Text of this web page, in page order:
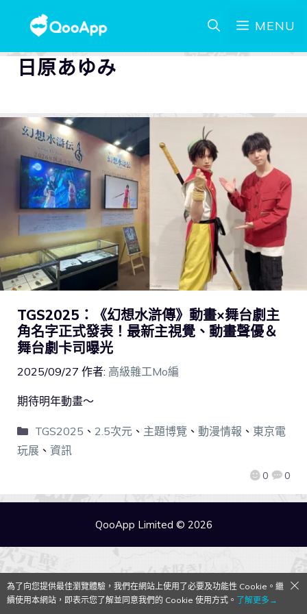
MENU
⽇原あゆみ
TGS2025：《幻想水滸傳》動畫×舞台劇主
角名字正式發表！最新主視覺、動畫聲優＆
舞台劇卡司曝光
2025/09/27 作者: 高級雜工Mo編
0 0
期待明年動畫～
TGS2025 、 2.5次元、 主題博覽 、 動漫情報 、 東京電
玩展 、 資訊
QooApp Limited © 2026
為了向您提供最佳瀏覽體驗，我們在網站上使用了必要及功能性 Cookie。繼
續使用本網站，即表示您了解並同意我們的 Cookie 使用方式。 了解更多→